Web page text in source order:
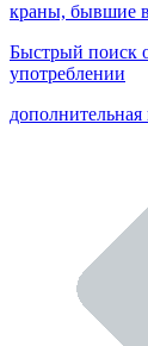
краны, бывшие
Быстрый поиск
употреблении